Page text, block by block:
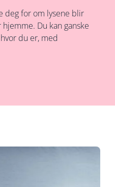
deg for om lysene blir
Du kan ganske
du er, med